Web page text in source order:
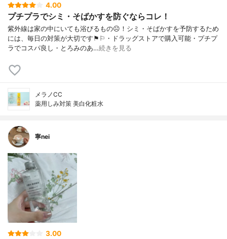
4.00
プチプラでシミ・そばかすを防ぐならコレ！
紫外線は家の中にいても浴びるもの☹︎！シミ・そばかすを予防するため
には、毎日の対策が大切です⚑︎⚐︎・ドラッグストアで購入可能・プチプ
ラでコスパ良し・とろみのあ…続きを見る
メラノCC
薬用しみ対策 美白化粧水
寧nei
3.00